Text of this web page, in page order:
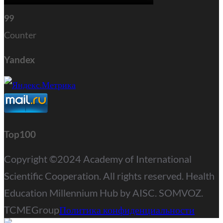
99
Counter
Yandex
Top100
Copyright ©2024 Academy of International
Scientific Cooperation. All rights reserved. Health
Education Millennium Hub by AISC. SOMVOZ.
TCMEGroupПолитика конфиденциальности